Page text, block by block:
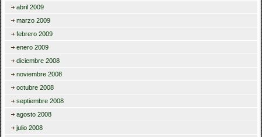
abril 2009
marzo 2009
febrero 2009
enero 2009
diciembre 2008
noviembre 2008
octubre 2008
septiembre 2008
agosto 2008
julio 2008